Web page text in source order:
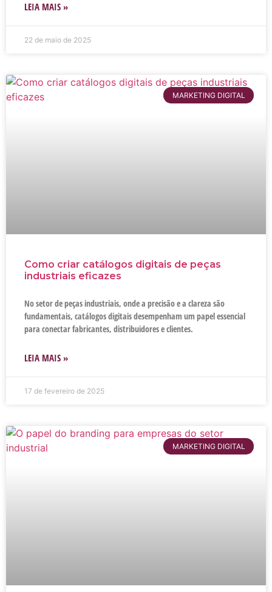
LEIA MAIS »
22 de maio de 2025
MARKETING DIGITAL
Como criar catálogos digitais de peças
industriais eficazes
No setor de peças industriais, onde a precisão e a clareza são
fundamentais, catálogos digitais desempenham um papel essencial
para conectar fabricantes, distribuidores e clientes.
LEIA MAIS »
17 de fevereiro de 2025
MARKETING DIGITAL